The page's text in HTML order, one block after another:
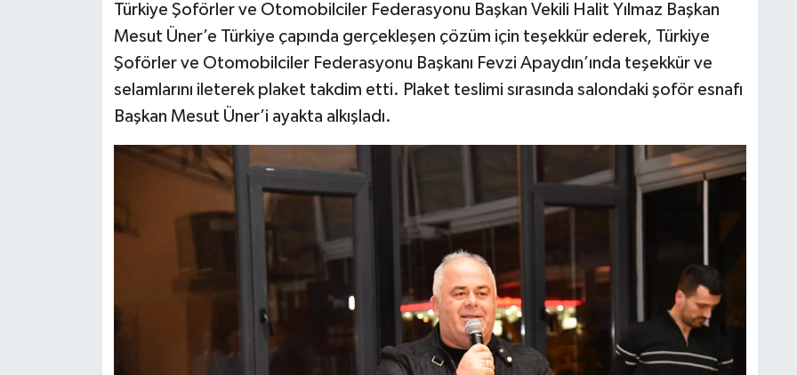
Türkiye Şoförler ve Otomobilciler Federasyonu Başkan Vekili Halit Yılmaz Başkan
Mesut Üner’e Türkiye çapında gerçekleşen çözüm için teşekkür ederek, Türkiye
Şoförler ve Otomobilciler Federasyonu Başkanı Fevzi Apaydın’ında teşekkür ve
selamlarını ileterek plaket takdim etti. Plaket teslimi sırasında salondaki şoför esnafı
Başkan Mesut Üner’i ayakta alkışladı.